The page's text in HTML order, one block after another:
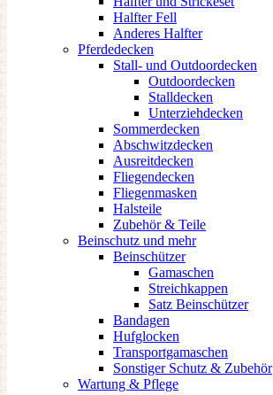
Halfter Fell
Anderes Halfter
Pferdedecken
Stall- und Outdoordecken
Outdoordecken
Stalldecken
Unterziehdecken
Sommerdecken
Abschwitzdecken
Ausreitdecken
Fliegendecken
Fliegenmasken
Halsteile
Zubehör & Teile
Beinschutz und mehr
Beinschützer
Gamaschen
Streichkappen
Satz Beinschützer
Bandagen
Hufglocken
Transportgamaschen
Sonstiger Schutz & Zubehör
Wartung & Pflege